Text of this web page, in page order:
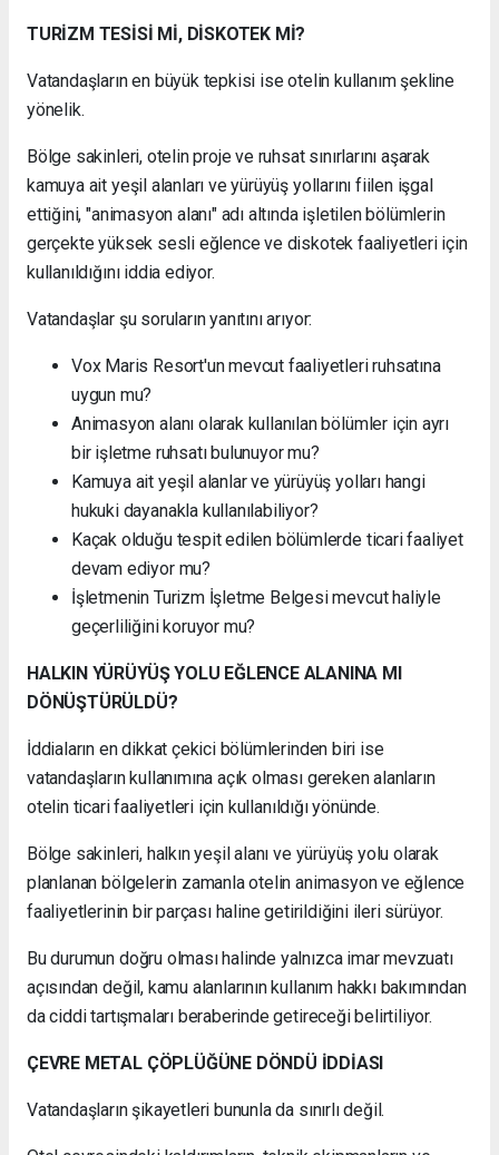
TURİZM TESİSİ Mİ, DİSKOTEK Mİ?
Vatandaşların en büyük tepkisi ise otelin kullanım şekline
yönelik.
Bölge sakinleri, otelin proje ve ruhsat sınırlarını aşarak
kamuya ait yeşil alanları ve yürüyüş yollarını fiilen işgal
ettiğini, "animasyon alanı" adı altında işletilen bölümlerin
gerçekte yüksek sesli eğlence ve diskotek faaliyetleri için
kullanıldığını iddia ediyor.
Vatandaşlar şu soruların yanıtını arıyor:
Vox Maris Resort'un mevcut faaliyetleri ruhsatına
uygun mu?
Animasyon alanı olarak kullanılan bölümler için ayrı
bir işletme ruhsatı bulunuyor mu?
Kamuya ait yeşil alanlar ve yürüyüş yolları hangi
hukuki dayanakla kullanılabiliyor?
Kaçak olduğu tespit edilen bölümlerde ticari faaliyet
devam ediyor mu?
İşletmenin Turizm İşletme Belgesi mevcut haliyle
geçerliliğini koruyor mu?
HALKIN YÜRÜYÜŞ YOLU EĞLENCE ALANINA MI
DÖNÜŞTÜRÜLDÜ?
İddiaların en dikkat çekici bölümlerinden biri ise
vatandaşların kullanımına açık olması gereken alanların
otelin ticari faaliyetleri için kullanıldığı yönünde.
Bölge sakinleri, halkın yeşil alanı ve yürüyüş yolu olarak
planlanan bölgelerin zamanla otelin animasyon ve eğlence
faaliyetlerinin bir parçası haline getirildiğini ileri sürüyor.
Bu durumun doğru olması halinde yalnızca imar mevzuatı
açısından değil, kamu alanlarının kullanım hakkı bakımından
da ciddi tartışmaları beraberinde getireceği belirtiliyor.
ÇEVRE METAL ÇÖPLÜĞÜNE DÖNDÜ İDDİASI
Vatandaşların şikayetleri bununla da sınırlı değil.